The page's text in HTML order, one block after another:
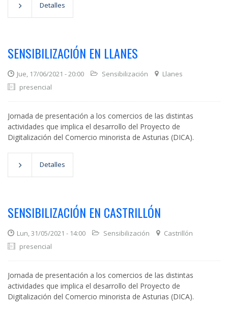
Detalles
SENSIBILIZACIÓN EN LLANES
Jue, 17/06/2021 - 20:00 Sensibilización
Llanes
presencial
Jornada de presentación a los comercios de las distintas
actividades que implica el desarrollo del Proyecto de
Digitalización del Comercio minorista de Asturias (DICA).
Detalles
SENSIBILIZACIÓN EN CASTRILLÓN
Lun, 31/05/2021 - 14:00 Sensibilización
Castrillón
presencial
Jornada de presentación a los comercios de las distintas
actividades que implica el desarrollo del Proyecto de
Digitalización del Comercio minorista de Asturias (DICA).